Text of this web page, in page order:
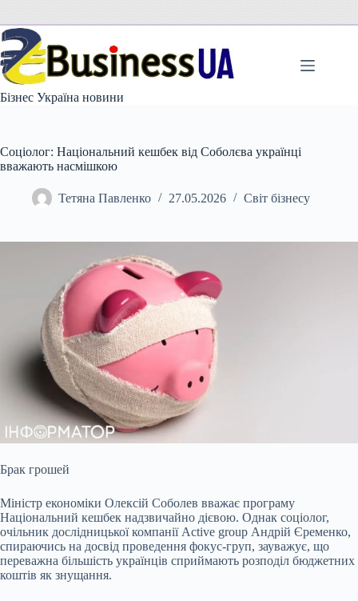
вмісту
Бізнес Україна новини
Соціолог: Національний кешбек від Соболєва українці
вважають насмішкою
Тетяна Павленко 27.05.2026 Світ бізнесу
Брак грошей
Міністр економіки Олексій Соболев вважає програму
Національний кешбек надзвичайно дієвою. Однак соціолог,
очільник дослідницької компанії Active group Андрій Єременко,
спираючись на досвід проведення фокус-груп, зауважує, що
переважна більшість українців сприймають розподіл бюджетних
коштів як знущання.